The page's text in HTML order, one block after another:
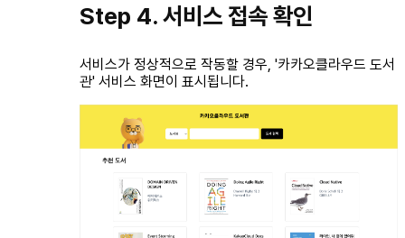
Step 4. 서비스 접속 확인
서비스가 정상적으로 작동할 경우, '카카오클라우드 도서
관' 서비스 화면이 표시됩니다.